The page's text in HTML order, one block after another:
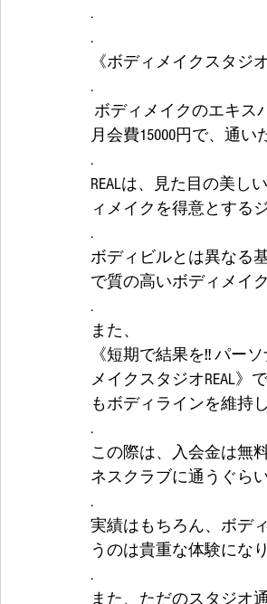
.
.
《ボディメイクスタジ
.
ボディメイクのエキス
月会費15000円で、通い
.
REALは、見た目の美
ィメイクを得意とする
.
ボディビルとは異なる
で質の高いボディメイ
.
また、
《短期で結果を‼️ パー
メイクスタジオREAL
もボディラインを維持
.
この際は、入会金は無
ネスクラブに通うぐら
.
実績はもちろん、ボデ
うのは貴重な体験にな
.
また、ただのスタジオ